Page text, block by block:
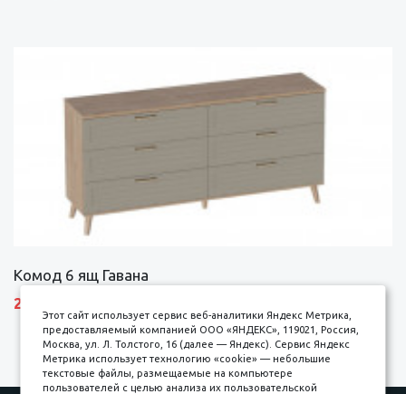
Комод 6 ящ Гавана
27690 р.
Этот сайт использует сервис веб-аналитики Яндекс Метрика,
предоставляемый компанией ООО «ЯНДЕКС», 119021, Россия,
Москва, ул. Л. Толстого, 16 (далее — Яндекс). Сервис Яндекс
Метрика использует технологию «cookie» — небольшие
текстовые файлы, размещаемые на компьютере
пользователей с целью анализа их пользовательской